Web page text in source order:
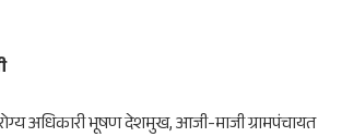
अधिकारी भूषण देशमुख, आजी-माजी ग्रामपंचायत